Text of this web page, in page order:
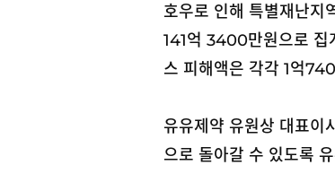
호우로 인해 특별재난지
141억 3400만원으로 집
스 피해액은 각각 1억
유유제약 유원상 대표이
으로 돌아갈 수 있도록